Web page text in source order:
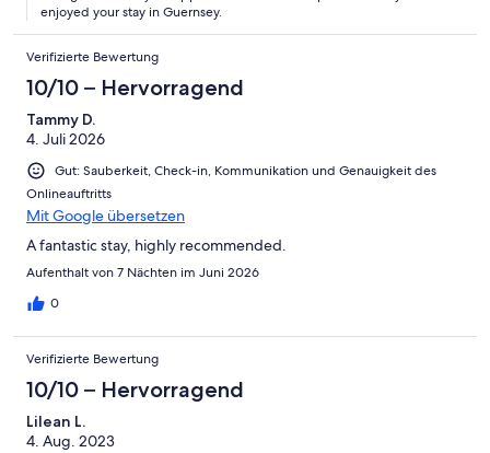
Nebenstraßen sind asphaltiert. Einen Helm bekommt man vom
Fahrradverleih, die auch im Falle einer Panne so schnell wie
möglich Ersatzräder stellen. Weiterhin biete GoGuernsey Kajak
fahren und Coastering an, wir haben beides gemacht und
insbesondere Coastering hat uns sehr gut gefallen. Also, viel
Spaß auf Guernsey! Ach ja, letzter Tip: An einem schönen
Sonnentag unbedingt mit der Familie zum Baden auf die kleine
vorgelagerte Insel Herm mit dem Schiff fahren (Herm Trident,
für vierköpfige Familie ca. 50 GBP), Badesachen und
Selbstverpflegung einpacken und an der Shell Beach einen
wunderschönen Strand genießen!
enjoyed your stay in Guernsey.
Verifizierte Bewertung
10/10 – Hervorragend
Tammy D.
4. Juli 2026
Gut: Sauberkeit, Check-in, Kommunikation und Genauigkeit des
Onlineauftritts
Mit Google übersetzen
A fantastic stay, highly recommended.
Aufenthalt von 7 Nächten im Juni 2026
0
Verifizierte Bewertung
10/10 – Hervorragend
Lilean L.
4. Aug. 2023